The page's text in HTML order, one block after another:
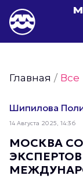
Фото Молодёжи
Фотогалереи
Статьи
Молодёжь
Молодёжь
Главная /Все
Шипилова
14 Августа 2025, 14:36
МОСКВА